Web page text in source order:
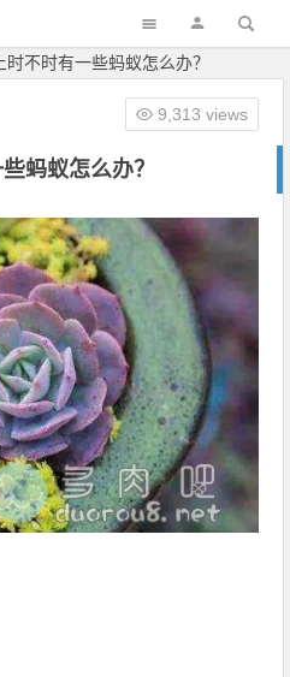
时不时有一些蚂蚁怎么办？
蚂蚁怎么办？
9,313 views